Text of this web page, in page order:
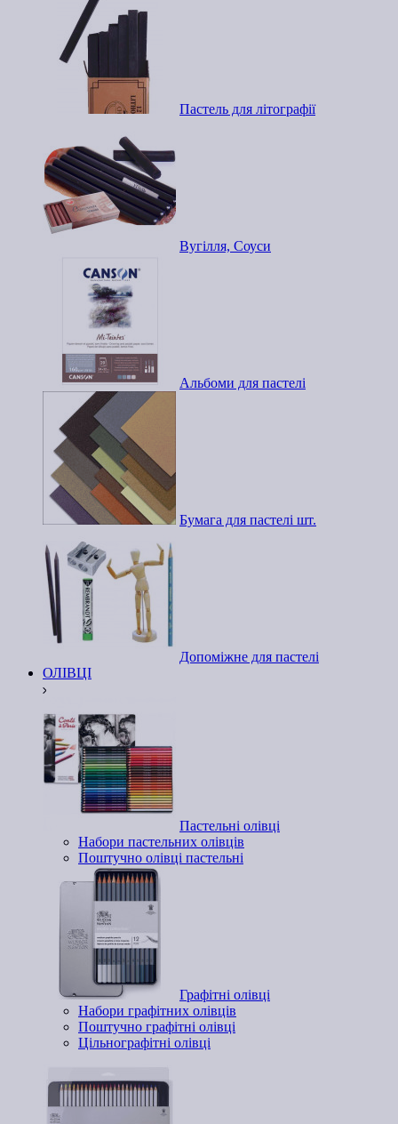
Пастель для літографії
Вугілля, Соуси
Альбоми для пастелі
Бумага для пастелі шт.
Допоміжне для пастелі
ОЛІВЦІ
Пастельні олівці
Набори пастельних олівців
Поштучно олівці пастельні
Графітні олівці
Набори графітних олівців
Поштучно графітні олівці
Цільнографітні олівці